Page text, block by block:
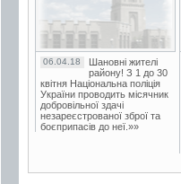
06.04.18
Шановні жителі
району! З 1 до 30
квітня Національна поліція
України проводить місячник
добровільної здачі
незареєстрованої зброї та
боєприпасів до неї.»»